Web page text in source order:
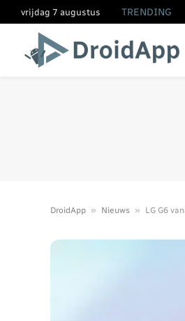
vrijdag 7 augustus TRENDING
DroidApp » Nieuws » LG G6